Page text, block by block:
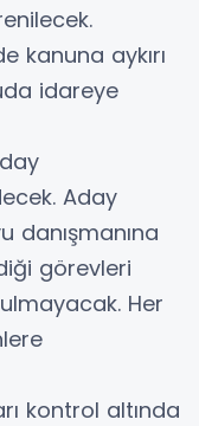
kanuna aykırı
idareye
Aday
danışmanına
görevleri
Her
kontrol altında